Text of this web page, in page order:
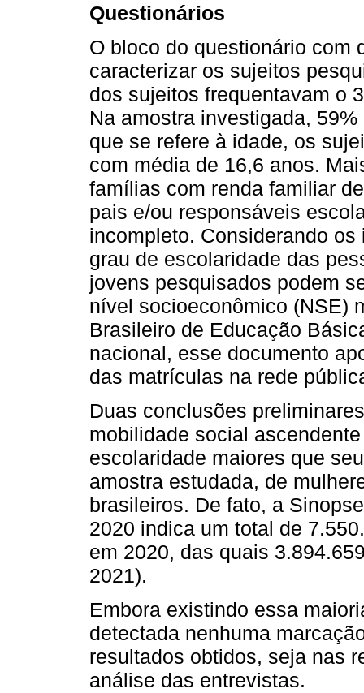
Questionários
O bloco do questionário com
caracterizar os sujeitos
dos sujeitos frequentavam o
Na amostra investigada,
que se refere à idade, os
com média de 16,6 anos.
famílias com renda familiar
pais e/ou responsáveis
incompleto. Considerando
grau de escolaridade das
jovens pesquisados podem
nível socioeconômico (NSE)
Brasileiro de Educação
nacional, esse documento
das matrículas na rede
Duas conclusões
mobilidade social
escolaridade maiores que
amostra estudada, de
brasileiros. De fato, a
2020 indica um total de
em 2020, das quais
2021).
Embora existindo essa
detectada nenhuma
resultados obtidos, seja nas
análise das entrevistas.